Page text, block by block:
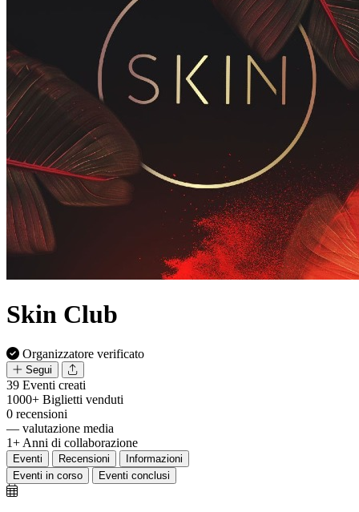
Skin Club
Organizzatore verificato
Segui
39 Eventi creati
1000+ Biglietti venduti
0 recensioni
— valutazione media
1+ Anni di collaborazione
Eventi Recensioni
Informazioni
Eventi in corso
Eventi conclusi